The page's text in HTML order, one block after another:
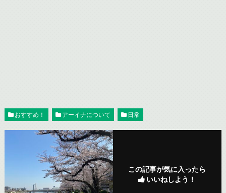
おすすめ！ アーイナについて 日常
この記事が気に入ったら
いいねしよう！